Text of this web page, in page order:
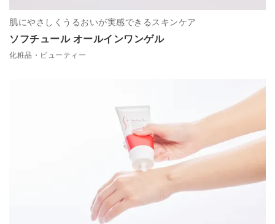
ソフチュール オールインワンゲル
肌にやさしくうるおいが実感できるスキンケア
化粧品・ビューティー